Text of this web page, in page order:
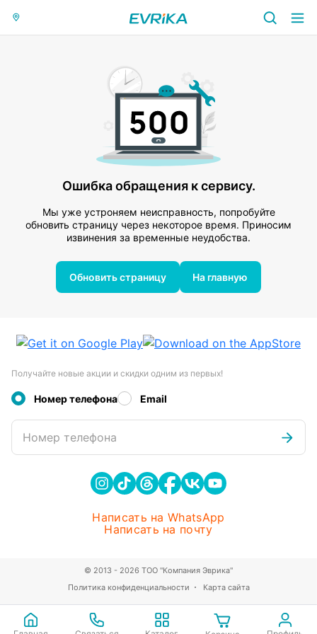
Ошибка обращения к сервису.
Мы уже устроняем неисправность, попробуйте
обновить страницу через некоторое время. Приносим
извинения за временные неудобства.
Обновить страницу На главную
Получайте новые акции и скидки одним из первых!
Номер телефона Email
Номер телефона
Написать на WhatsApp
Написать на почту
Политика конфиденциальности Карта сайта
© 2013 - 2026 ТОО "Компания Эврика"